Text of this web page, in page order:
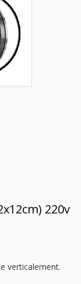
220v
verticalement.